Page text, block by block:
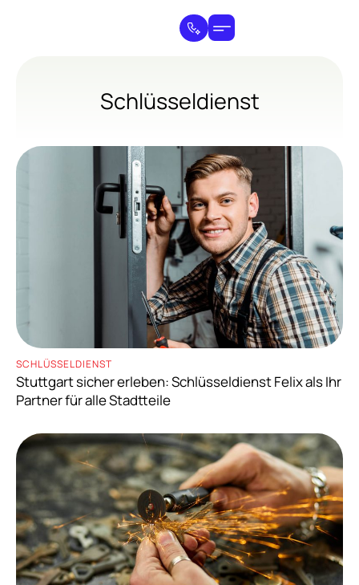
Schlüsseldienst
SCHLÜSSELDIENST
Stuttgart sicher erleben: Schlüsseldienst Felix als Ihr
Partner für alle Stadtteile